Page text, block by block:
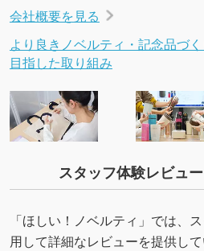
会社概要を見る
より良きノベルティ・記念品づ
目指した取り組み
スタッフ体験レビュ
「ほしい！ノベルティ」では、
用して詳細なレビューを提供して